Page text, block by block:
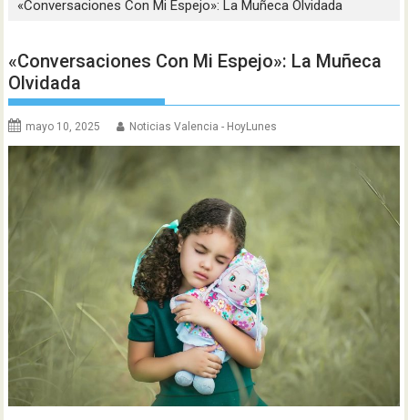
«Conversaciones Con Mi Espejo»: La Muñeca Olvidada
«Conversaciones Con Mi Espejo»: La Muñeca
Olvidada
mayo 10, 2025 Noticias Valencia - HoyLunes